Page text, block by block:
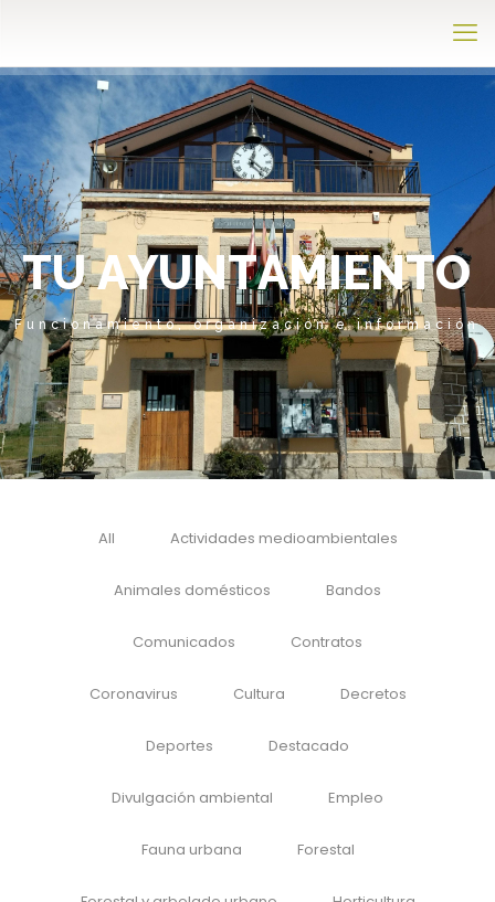
TU AYUNTAMIENTO
Funcionamiento, organización e información
All Actividades medioambientales
Animales domésticos Bandos
Comunicados Contratos
Coronavirus Cultura Decretos
Deportes Destacado
Divulgación ambiental Empleo
Fauna urbana Forestal